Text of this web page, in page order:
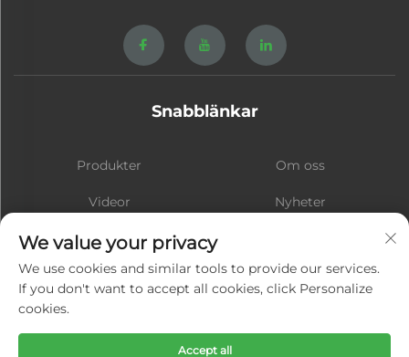
Snabblänkar
Produkter Om oss
Videor Nyheter
Kontakt
We value your privacy
We use cookies and similar tools to provide our services.
If you don't want to accept all cookies, click Personalize
cookies.
Accept all